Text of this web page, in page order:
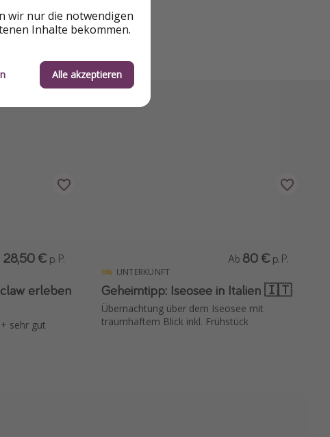
erleben
sehr gut
28,50 € p. P.
UNTERKUNFT
Geheimtipp: Iseosee in Italien 🇮🇹
Übernachtung über dem Iseosee mit
traumhaftem Blick inkl. Frühstück
Ab 80 € p. P.
wir nur die notwendigen
Inhalte bekommen.
Alle akzeptieren